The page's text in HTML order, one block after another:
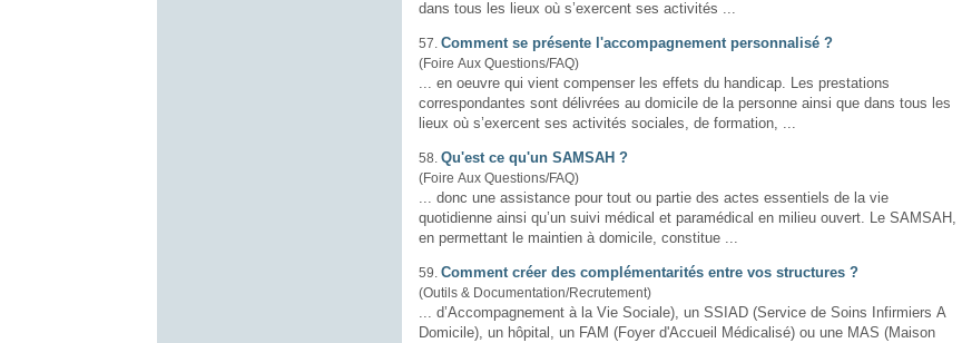
dans tous les lieux où s’exercent ses activités ...
57. Comment se présente l'accompagnement personnalisé ?
(Foire Aux Questions/FAQ)
... en oeuvre qui vient compenser les effets du handicap. Les prestations
correspondantes sont délivrées au domicile de la personne ainsi que dans tous les
lieux où s’exercent ses activités sociales, de formation, ...
58. Qu'est ce qu'un SAMSAH ?
(Foire Aux Questions/FAQ)
... donc une assistance pour tout ou partie des actes essentiels de la vie
quotidienne ainsi qu’un suivi médical et paramédical en milieu ouvert. Le SAMSAH,
en permettant le maintien à domicile, constitue ...
59. Comment créer des complémentarités entre vos structures ?
(Outils & Documentation/Recrutement)
... d’Accompagnement à la Vie Sociale), un SSIAD (Service de Soins Infirmiers A
Domicile), un hôpital, un FAM (Foyer d'Accueil Médicalisé) ou une MAS (Maison